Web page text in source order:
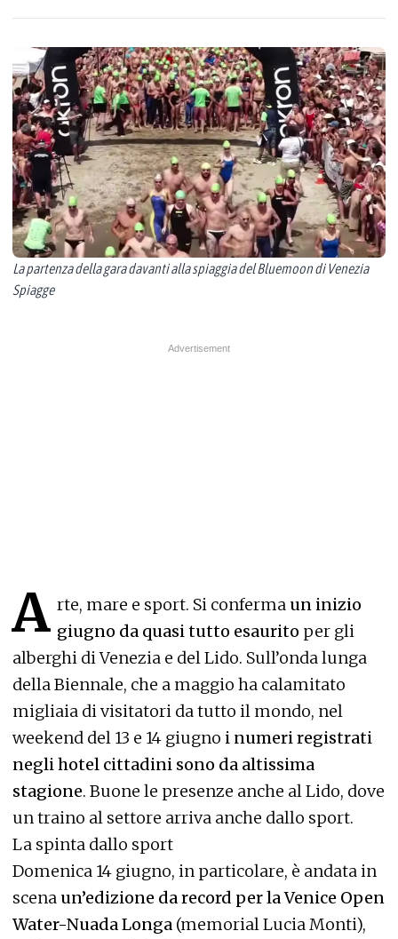
La partenza della gara davanti alla spiaggia del Bluemoon di Venezia
Spiagge
A rte, mare e sport. Si conferma un inizio
giugno da quasi tutto esaurito per gli
alberghi di Venezia e del Lido. Sull’onda lunga
della Biennale, che a maggio ha calamitato
migliaia di visitatori da tutto il mondo, nel
weekend del 13 e 14 giugno i numeri registrati
negli hotel cittadini sono da altissima
stagione. Buone le presenze anche al Lido, dove
un traino al settore arriva anche dallo sport.
La spinta dallo sport
Domenica 14 giugno, in particolare, è andata in
scena un’edizione da record per la Venice Open
Water-Nuada Longa (memorial Lucia Monti),